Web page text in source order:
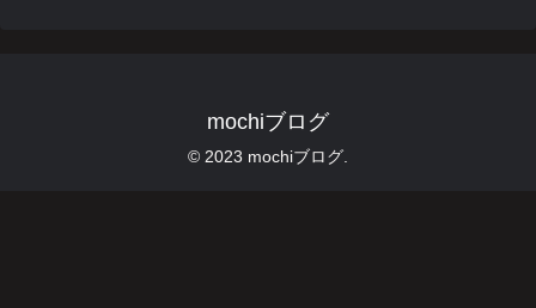
mochiブログ
© 2023 mochiブログ.